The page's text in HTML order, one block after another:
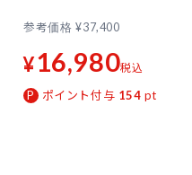
参考価格 ¥37,400
¥16,980税込
ポイント付与 154 pt